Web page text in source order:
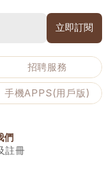
招聘服務
手機APPS(用戶版)
們
註冊